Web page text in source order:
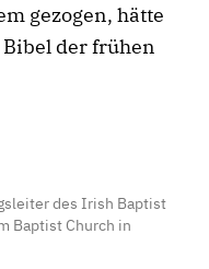
gezogen, hätte
der frühen
des Irish Baptist
Baptist Church in